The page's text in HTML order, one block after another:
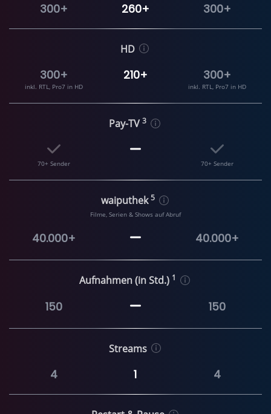
300+ 260+ 300+
HD
300+
inkl. RTL, Pro7 in HD
210+ 300+
inkl. RTL, Pro7 in HD
Pay-TV3
70+ Sender 70+ Sender
waiputhek5
Filme, Serien & Shows auf Abruf
40.000+ 40.000+
Aufnahmen (in Std.) 1
150 150
Streams
4 1 4